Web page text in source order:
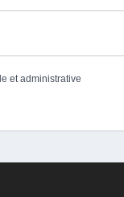
et administrative